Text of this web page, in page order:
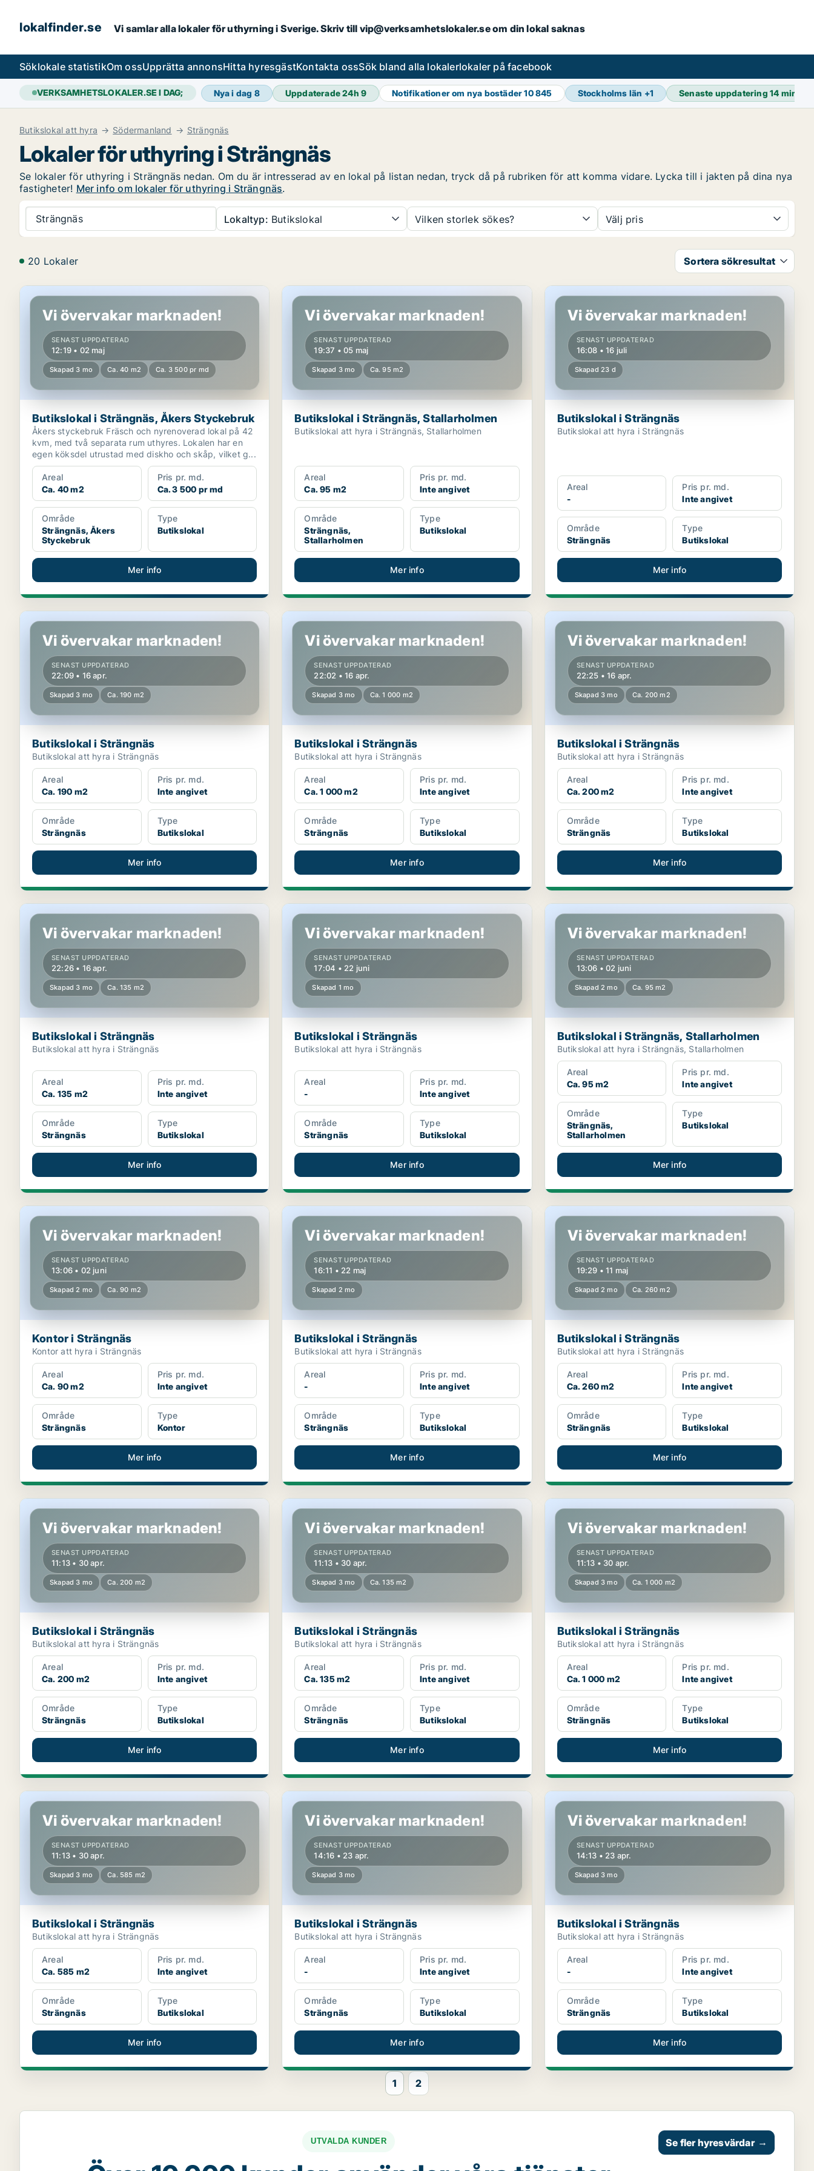
lokalfinder.se Vi samlar alla lokaler för uthyrning i Sverige. Skriv till vip@verksamhetslokaler.se om din lokal saknas
Söklokale statistikOm ossUpprätta annonsHitta hyresgästKontakta ossSök bland alla lokalerlokaler på facebook
VERKSAMHETSLOKALER.SE I DAG; Nya i dag 8 Uppdaterade 24h9 Notifikationer om nya bostäder10 845 Stockholms län +1 Senaste uppdatering14 min
Butikslokal att hyra Södermanland Strängnäs
Lokaler för uthyring i Strängnäs
Se lokaler för uthyring i Strängnäs nedan. Om du är intresserad av en lokal på listan nedan, tryck då på rubriken för att komma vidare. Lycka till i jakten på dina nya
fastigheter! Mer info om lokaler för uthyring i Strängnäs.
Strängnäs Lokaltyp: Butikslokal Vilken storlek sökes? Välj pris
20 Lokaler Sortera sökresultat
Butikslokal i Strängnäs, Åkers Styckebruk
Vi övervakar marknaden!
SENAST UPPDATERAD
12:19 • 02 maj
Skapad 3 mo Ca. 40 m2 Ca. 3 500 pr md
Butikslokal i Strängnäs, Åkers Styckebruk
Åkers styckebruk Fräsch och nyrenoverad lokal på 42
kvm, med två separata rum uthyres. Lokalen har en
egen köksdel utrustad med diskho och skåp, vilket g...
Areal
Ca. 40 m2
Pris pr. md.
Ca. 3 500 pr md
Område
Strängnäs, Åkers
Styckebruk
Type
Butikslokal
Mer info
Butikslokal i Strängnäs, Stallarholmen
Vi övervakar marknaden!
SENAST UPPDATERAD
19:37 • 05 maj
Skapad 3 mo Ca. 95 m2
Butikslokal i Strängnäs, Stallarholmen
Butikslokal att hyra i Strängnäs, Stallarholmen
Areal
Ca. 95 m2
Pris pr. md.
Inte angivet
Område
Strängnäs,
Stallarholmen
Type
Butikslokal
Mer info
Butikslokal i Strängnäs
Vi övervakar marknaden!
SENAST UPPDATERAD
16:08 • 16 juli
Skapad 23 d
Butikslokal i Strängnäs
Butikslokal att hyra i Strängnäs
Areal
-
Pris pr. md.
Inte angivet
Område
Strängnäs
Type
Butikslokal
Mer info
Butikslokal i Strängnäs
Vi övervakar marknaden!
SENAST UPPDATERAD
22:09 • 16 apr.
Skapad 3 mo Ca. 190 m2
Butikslokal i Strängnäs
Butikslokal att hyra i Strängnäs
Areal
Ca. 190 m2
Pris pr. md.
Inte angivet
Område
Strängnäs
Type
Butikslokal
Mer info
Butikslokal i Strängnäs
Vi övervakar marknaden!
SENAST UPPDATERAD
22:02 • 16 apr.
Skapad 3 mo Ca. 1 000 m2
Butikslokal i Strängnäs
Butikslokal att hyra i Strängnäs
Areal
Ca. 1 000 m2
Pris pr. md.
Inte angivet
Område
Strängnäs
Type
Butikslokal
Mer info
Butikslokal i Strängnäs
Vi övervakar marknaden!
SENAST UPPDATERAD
22:25 • 16 apr.
Skapad 3 mo Ca. 200 m2
Butikslokal i Strängnäs
Butikslokal att hyra i Strängnäs
Areal
Ca. 200 m2
Pris pr. md.
Inte angivet
Område
Strängnäs
Type
Butikslokal
Mer info
Butikslokal i Strängnäs
Vi övervakar marknaden!
SENAST UPPDATERAD
22:26 • 16 apr.
Skapad 3 mo Ca. 135 m2
Butikslokal i Strängnäs
Butikslokal att hyra i Strängnäs
Areal
Ca. 135 m2
Pris pr. md.
Inte angivet
Område
Strängnäs
Type
Butikslokal
Mer info
Butikslokal i Strängnäs
Vi övervakar marknaden!
SENAST UPPDATERAD
17:04 • 22 juni
Skapad 1 mo
Butikslokal i Strängnäs
Butikslokal att hyra i Strängnäs
Areal
-
Pris pr. md.
Inte angivet
Område
Strängnäs
Type
Butikslokal
Mer info
Butikslokal i Strängnäs, Stallarholmen
Vi övervakar marknaden!
SENAST UPPDATERAD
13:06 • 02 juni
Skapad 2 mo Ca. 95 m2
Butikslokal i Strängnäs, Stallarholmen
Butikslokal att hyra i Strängnäs, Stallarholmen
Areal
Ca. 95 m2
Pris pr. md.
Inte angivet
Område
Strängnäs,
Stallarholmen
Type
Butikslokal
Mer info
Kontor i Strängnäs
Vi övervakar marknaden!
SENAST UPPDATERAD
13:06 • 02 juni
Skapad 2 mo Ca. 90 m2
Kontor i Strängnäs
Kontor att hyra i Strängnäs
Areal
Ca. 90 m2
Pris pr. md.
Inte angivet
Område
Strängnäs
Type
Kontor
Mer info
Butikslokal i Strängnäs
Vi övervakar marknaden!
SENAST UPPDATERAD
16:11 • 22 maj
Skapad 2 mo
Butikslokal i Strängnäs
Butikslokal att hyra i Strängnäs
Areal
-
Pris pr. md.
Inte angivet
Område
Strängnäs
Type
Butikslokal
Mer info
Butikslokal i Strängnäs
Vi övervakar marknaden!
SENAST UPPDATERAD
19:29 • 11 maj
Skapad 2 mo Ca. 260 m2
Butikslokal i Strängnäs
Butikslokal att hyra i Strängnäs
Areal
Ca. 260 m2
Pris pr. md.
Inte angivet
Område
Strängnäs
Type
Butikslokal
Mer info
Butikslokal i Strängnäs
Vi övervakar marknaden!
SENAST UPPDATERAD
11:13 • 30 apr.
Skapad 3 mo Ca. 200 m2
Butikslokal i Strängnäs
Butikslokal att hyra i Strängnäs
Areal
Ca. 200 m2
Pris pr. md.
Inte angivet
Område
Strängnäs
Type
Butikslokal
Mer info
Butikslokal i Strängnäs
Vi övervakar marknaden!
SENAST UPPDATERAD
11:13 • 30 apr.
Skapad 3 mo Ca. 135 m2
Butikslokal i Strängnäs
Butikslokal att hyra i Strängnäs
Areal
Ca. 135 m2
Pris pr. md.
Inte angivet
Område
Strängnäs
Type
Butikslokal
Mer info
Butikslokal i Strängnäs
Vi övervakar marknaden!
SENAST UPPDATERAD
11:13 • 30 apr.
Skapad 3 mo Ca. 1 000 m2
Butikslokal i Strängnäs
Butikslokal att hyra i Strängnäs
Areal
Ca. 1 000 m2
Pris pr. md.
Inte angivet
Område
Strängnäs
Type
Butikslokal
Mer info
Butikslokal i Strängnäs
Vi övervakar marknaden!
SENAST UPPDATERAD
11:13 • 30 apr.
Skapad 3 mo Ca. 585 m2
Butikslokal i Strängnäs
Butikslokal att hyra i Strängnäs
Areal
Ca. 585 m2
Pris pr. md.
Inte angivet
Område
Strängnäs
Type
Butikslokal
Mer info
Butikslokal i Strängnäs
Vi övervakar marknaden!
SENAST UPPDATERAD
14:16 • 23 apr.
Skapad 3 mo
Butikslokal i Strängnäs
Butikslokal att hyra i Strängnäs
Areal
-
Pris pr. md.
Inte angivet
Område
Strängnäs
Type
Butikslokal
Mer info
Butikslokal i Strängnäs
Vi övervakar marknaden!
SENAST UPPDATERAD
14:13 • 23 apr.
Skapad 3 mo
Butikslokal i Strängnäs
Butikslokal att hyra i Strängnäs
Areal
-
Pris pr. md.
Inte angivet
Område
Strängnäs
Type
Butikslokal
Mer info
1 2
UTVALDA KUNDER Se fler hyresvärdar →